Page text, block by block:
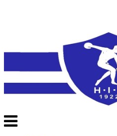
Veksle
navigasjon